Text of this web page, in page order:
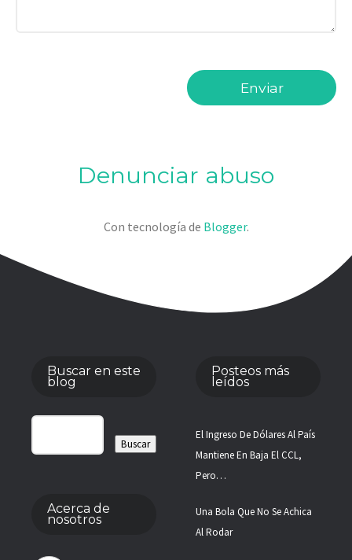
Denunciar abuso
Con tecnología de Blogger.
Buscar en este
blog
Acerca de
nosotros
Posteos más
leídos
El Ingreso De Dólares Al País
Mantiene En Baja El CCL,
Pero…
Una Bola Que No Se Achica
Al Rodar